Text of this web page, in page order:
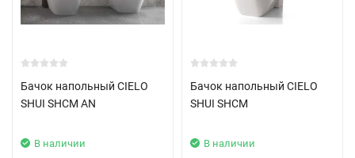
Бачок напольный CIELO
SHUI SHCM AN
В наличии
Бачок напольный CIELO
SHUI SHCM
В наличии